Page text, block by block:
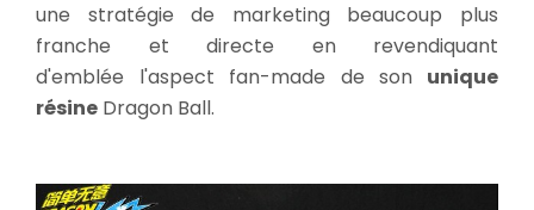
une stratégie de marketing beaucoup plus
franche et directe en revendiquant
d'emblée l'aspect fan-made de son unique
résine Dragon Ball.